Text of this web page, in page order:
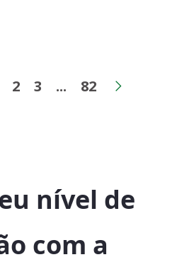
anterior
Página
2 Página
3 ...Páginas
Página
82